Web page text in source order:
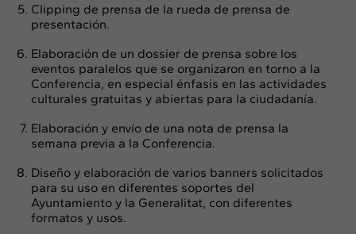
Clipping de prensa de la rueda de prensa de
presentación.
Elaboración de un dossier de prensa sobre los
eventos paralelos que se organizaron en torno a la
Conferencia, en especial énfasis en las actividades
culturales gratuitas y abiertas para la ciudadanía.
Elaboración y envío de una nota de prensa la
semana previa a la Conferencia.
Diseño y elaboración de varios banners solicitados
para su uso en diferentes soportes del
Ayuntamiento y la Generalitat, con diferentes
formatos y usos.